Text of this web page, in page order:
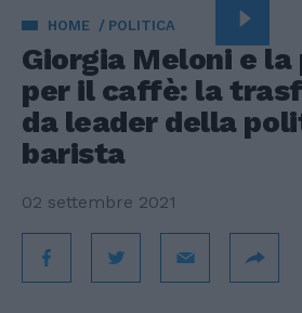
HOME POLITICA
Giorgia Meloni e la
per il caffè: la
da leader della
barista
02 settembre 2021